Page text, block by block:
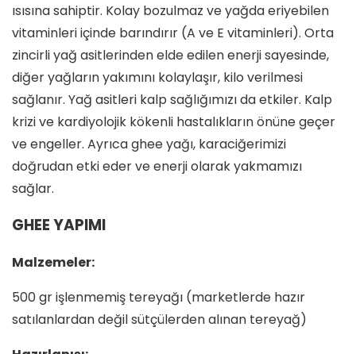
ısısına sahiptir. Kolay bozulmaz ve yağda eriyebilen
vitaminleri içinde barındırır (A ve E vitaminleri). Orta
zincirli yağ asitlerinden elde edilen enerji sayesinde,
diğer yağların yakımını kolaylaşır, kilo verilmesi
sağlanır. Yağ asitleri kalp sağlığımızı da etkiler. Kalp
krizi ve kardiyolojik kökenli hastalıkların önüne geçer
ve engeller. Ayrıca ghee yağı, karaciğerimizi
doğrudan etki eder ve enerji olarak yakmamızı
sağlar.
GHEE YAPIMI
Malzemeler:
500 gr işlenmemiş tereyağı (marketlerde hazır
satılanlardan değil sütçülerden alınan tereyağ)